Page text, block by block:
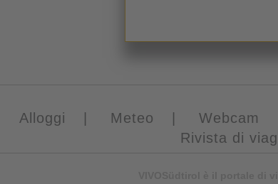
Alloggi Meteo Webcam
Rivista di